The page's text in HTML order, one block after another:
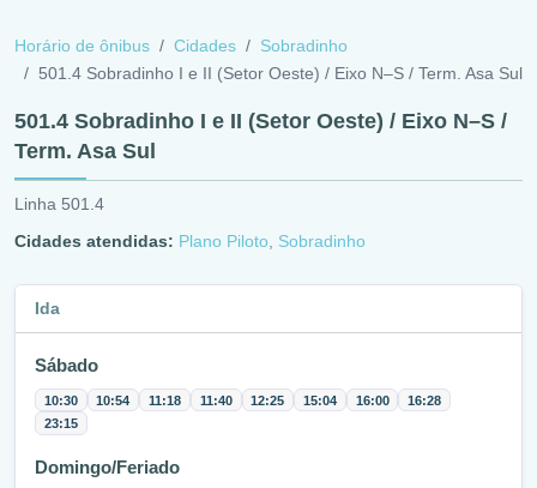
Horário de ônibus Cidades
Sobradinho
501.4 Sobradinho I e II (Setor Oeste) / Eixo N–S / Term. Asa Sul
501.4 Sobradinho I e II (Setor Oeste) / Eixo N–S /
Term. Asa Sul
Linha 501.4
Cidades atendidas: Plano Piloto Sobradinho
Ida
Sábado
10:30 10:54 11:18 11:40 12:25 15:04 16:00
16:28
23:15
Domingo/Feriado